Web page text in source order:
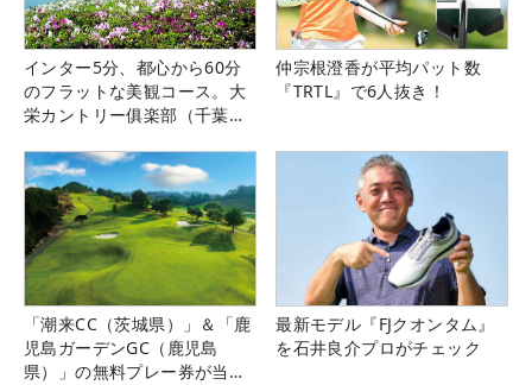
インター5分、都心から60分
のフラットな美観コース。大
栄カントリー俱楽部（千葉
仲宗根澄香が平均パット数
『TRTL』で6人抜き！
「潮来CC（茨城県）」＆「鹿
児島ガーデンGC（鹿児島
県）」の無料プレー券が当た
最新モデル『FJクオンタム』
を石井良介プロがチェック